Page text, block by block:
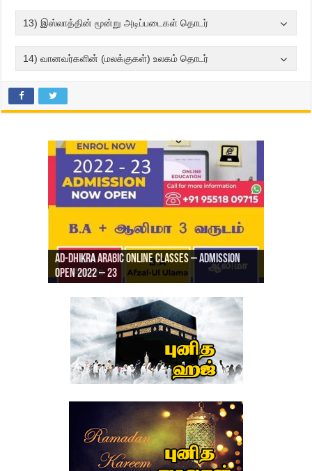
13) இஸ்லாத்தின் மூன்று அடிப்படைகள் தொடர்
14) வானவர்களின் (மலக்குகள்) உலகம் தொடர்
Ad-Dhikra Arabic Online Classes – Admission
Open 2022 – 23
Ad-Dhikra Arabic Online Classes – BA Arabic
AD DHIKRA ARABIC COLLEGE ADMISSION
ரியாத் ஜும்ஆ தமிழாக்கம், Jamia Al Hajiri
Masjid (Kuwait Masjid), Malaz, Riyadh